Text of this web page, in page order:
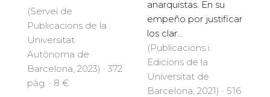
(Servei de
Publicacions de la
Universitat
Autònoma de
Barcelona, 2023) · 372
pàg. · 8 €
anarquistas. En su
empeño por justificar
los clar...
(Publicacions i
Edicions de la
Universitat de
Barcelona, 2021) · 516